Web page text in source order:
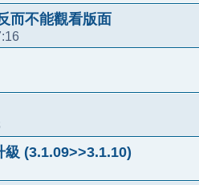
而不能觀看版面
(3.1.09>>3.1.10)